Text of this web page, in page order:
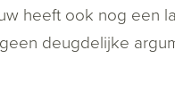
heeft ook nog een
deugdelijke